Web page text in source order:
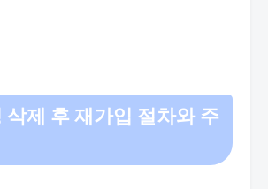
삭제 후 재가입 절차와 주